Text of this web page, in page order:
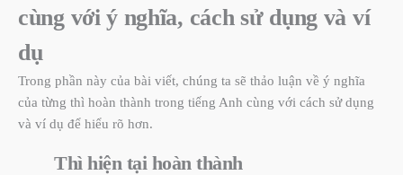
cùng với ý nghĩa, cách sử dụng và ví
dụ
Trong phần này của bài viết, chúng ta sẽ thảo luận về ý nghĩa
của từng thì hoàn thành trong tiếng Anh cùng với cách sử dụng
và ví dụ để hiểu rõ hơn.
Thì hiện tại hoàn thành